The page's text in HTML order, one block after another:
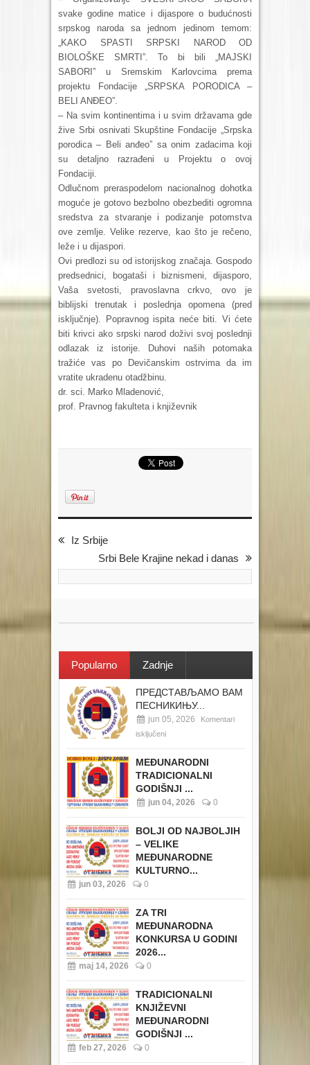
svake godine matice i dijaspore o budućnosti
srpskog naroda sa jednom jedinom temom:
„KAKO SPASTI SRPSKI NAROD OD
BIOLOŠKE SMRTI”. To bi bili „MAJSKI
SABORI” u Sremskim Karlovcima prema
projektu Fondacije „SRPSKA PORODICA –
BELI ANĐEO”.
– Na svim kontinentima i u svim državama gde
žive Srbi osnivati Skupštine Fondacije „Srpska
porodica – Beli anđeo” sa onim zadacima koji
su detaljno razrađeni u Projektu o ovoj
Fondaciji.
Odlučnom preraspodelom nacionalnog dohotka
moguće je gotovo bezbolno obezbediti ogromna
sredstva za stvaranje i podizanje potomstva
ove zemlje. Velike rezerve, kao što je rečeno,
leže i u dijaspori.
Ovi predlozi su od istorijskog značaja. Gospodo
predsednici, bogataši i biznismeni, dijasporo,
Vaša svetosti, pravoslavna crkvo, ovo je
biblijski trenutak i poslednja opomena (pred
isključnje). Popravnog ispita neće biti. Vi ćete
biti krivci ako srpski narod doživi svoj poslednji
odlazak iz istorije. Duhovi naših potomaka
tražiće vas po Devičanskim ostrvima da im
vratite ukradenu otadžbinu.
dr. sci. Marko Mladenović,
prof. Pravnog fakulteta i književnik
Iz Srbije
Srbi Bele Krajine nekad i danas
Popularno Zadnje
ПРЕДСТАВЉАМО ВАМ
ПЕСНИКИЊУ...
jun 05, 2026
Komentari
isključeni
MEĐUNARODNI
TRADICIONALNI
GODIŠNJI ...
jun 04, 2026 0
BOLJI OD NAJBOLJIH
– VELIKE
MEĐUNARODNE
KULTURNO...
jun 03, 2026 0
ZA TRI
MEĐUNARODNA
KONKURSA U GODINI
2026...
maj 14, 2026 0
TRADICIONALNI
KNJIŽEVNI
MEĐUNARODNI
GODIŠNJI ...
feb 27, 2026 0